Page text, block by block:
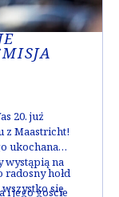
20. już
z Maastricht!
ukochana
wystąpią na
i jego goście
radosny hołd
się